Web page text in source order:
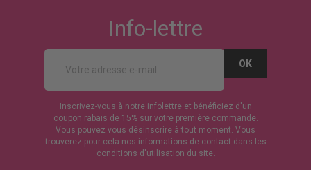
Info-lettre
Inscrivez-vous à notre infolettre et bénéficiez d'un
coupon rabais de 15% sur votre première commande.
Vous pouvez vous désinscrire à tout moment. Vous
trouverez pour cela nos informations de contact dans les
conditions d'utilisation du site.